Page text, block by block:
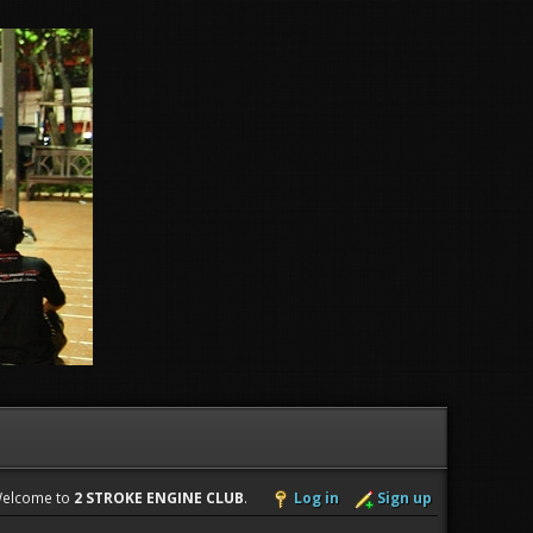
to 2 STROKE ENGINE CLUB. Log in Sign up